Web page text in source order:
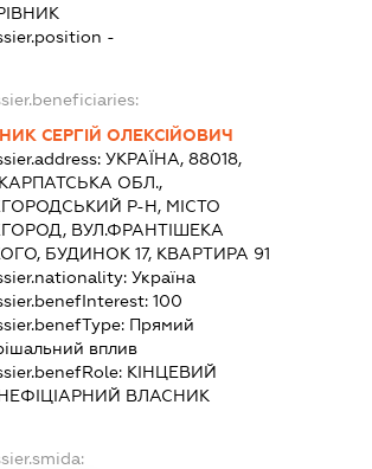
-
СЕРГІЙ ОЛЕКСІЙОВИЧ
УКРАЇНА, 88018,
ОБЛ.,
Р-Н, МІСТО
ВУЛ.ФРАНТІШЕКА
БУДИНОК 17, КВАРТИРА 91
Україна
100
Прямий
вплив
КІНЦЕВИЙ
ВЛАСНИК